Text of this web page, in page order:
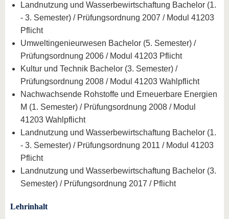
Landnutzung und Wasserbewirtschaftung Bachelor (1.
- 3. Semester) / Prüfungsordnung 2007 / Modul 41203
Pflicht
Umweltingenieurwesen Bachelor (5. Semester) /
Prüfungsordnung 2006 / Modul 41203 Pflicht
Kultur und Technik Bachelor (3. Semester) /
Prüfungsordnung 2008 / Modul 41203 Wahlpflicht
Nachwachsende Rohstoffe und Erneuerbare Energien
M (1. Semester) / Prüfungsordnung 2008 / Modul
41203 Wahlpflicht
Landnutzung und Wasserbewirtschaftung Bachelor (1.
- 3. Semester) / Prüfungsordnung 2011 / Modul 41203
Pflicht
Landnutzung und Wasserbewirtschaftung Bachelor (3.
Semester) / Prüfungsordnung 2017 / Pflicht
Lehrinhalt